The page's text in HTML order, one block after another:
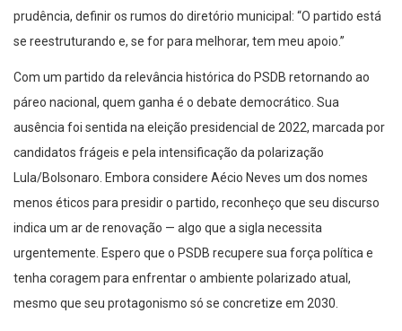
prudência, definir os rumos do diretório municipal: “O partido está
se reestruturando e, se for para melhorar, tem meu apoio.”
Com um partido da relevância histórica do PSDB retornando ao
páreo nacional, quem ganha é o debate democrático. Sua
ausência foi sentida na eleição presidencial de 2022, marcada por
candidatos frágeis e pela intensificação da polarização
Lula/Bolsonaro. Embora considere Aécio Neves um dos nomes
menos éticos para presidir o partido, reconheço que seu discurso
indica um ar de renovação — algo que a sigla necessita
urgentemente. Espero que o PSDB recupere sua força política e
tenha coragem para enfrentar o ambiente polarizado atual,
mesmo que seu protagonismo só se concretize em 2030.